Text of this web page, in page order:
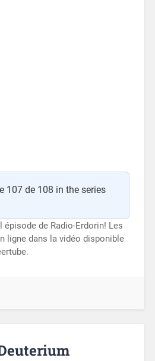
107 de 108 in the series
épisode de Radio-Erdorin! Les
ligne dans la vidéo disponible